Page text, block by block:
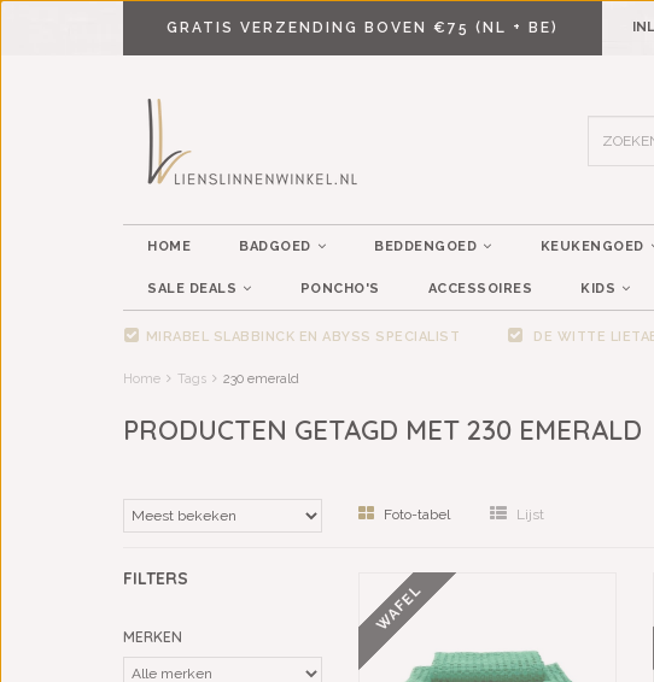
GRATIS VERZENDING BOVEN €75 (NL + BE)
HOME BADGOED BEDDENGOED KEUKENGOED
SALE DEALS PONCHO'S ACCESSOIRES KIDS
MIRABEL SLABBINCK EN ABYSS SPECIALIST DE WITTE
Home Tags 230 emerald
PRODUCTEN GETAGD MET 230 EMERALD
Foto-tabel Lijst
FILTERS
MERKEN
WAFEL